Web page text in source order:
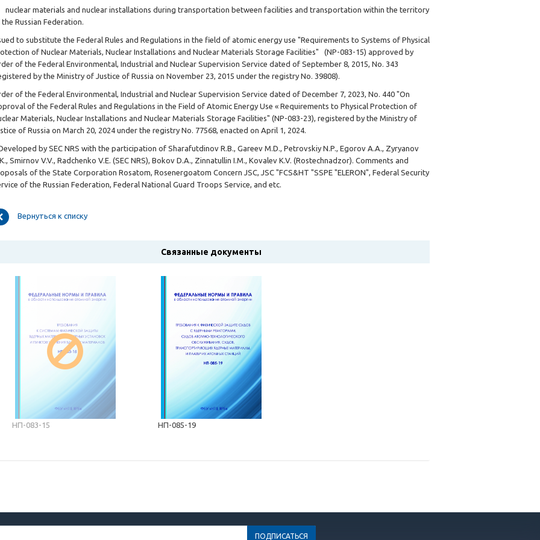
materials and nuclear installations during transportation between facilities and transportation within the territory
Russian Federation.
to substitute the Federal Rules and Regulations in the field of atomic energy use "Requirements to Systems of Physical
of Nuclear Materials, Nuclear Installations and Nuclear Materials Storage Facilities" (NP-083-15) approved by
of the Federal Environmental, Industrial and Nuclear Supervision Service dated of September 8, 2015, No. 343
by the Ministry of Justice of Russia on November 23, 2015 under the registry No. 39808).
of the Federal Environmental, Industrial and Nuclear Supervision Service dated of December 7, 2023, No. 440 "On
of the Federal Rules and Regulations in the Field of Atomic Energy Use « Requirements to Physical Protection of
Materials, Nuclear Installations and Nuclear Materials Storage Facilities" (NP-083-23), registered by the Ministry of
of Russia on March 20, 2024 under the registry No. 77568, enacted on April 1, 2024.
by SEC NRS with the participation of Sharafutdinov R.B., Gareev M.D., Petrovskiy N.P., Egorov A.A., Zyryanov
Smirnov V.V., Radchenko V.E. (SEC NRS), Bokov D.A., Zinnatullin I.M., Kovalev K.V. (Rostechnadzor). Comments and
of the State Corporation Rosatom, Rosenergoatom Concern JSC, JSC "FCS&HT "SSPE "ELERON", Federal Security
of the Russian Federation, Federal National Guard Troops Service, and etc.
Вернуться к списку
Связанные документы
НП-083-15 НП-085-19